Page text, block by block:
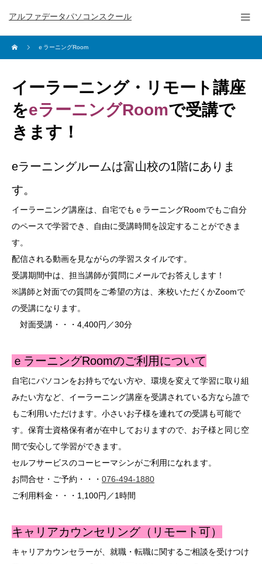
アルファデータパソコンスクール
ｅラーニングRoom
イーラーニング・リモート講座
をeラーニングRoomで受講で
きます！
eラーニングルームは富山校の1階にありま
す。
イーラーニング講座は、自宅でもｅラーニングRoomでもご自分
のペースで学習でき、自由に受講時間を設定することができま
す。
配信される動画を見ながらの学習スタイルです。
受講期間中は、担当講師が質問にメールでお答えします！
※講師と対面での質問をご希望の方は、来校いただくかZoomで
の受講になります。
対面受講・・・4,400円／30分
ｅラーニングRoomのご利用について
自宅にパソコンをお持ちでない方や、環境を変えて学習に取り組
みたい方など、イーラーニング講座を受講されている方なら誰で
もご利用いただけます。小さいお子様を連れての受講も可能で
す。保育士資格保有者が在中しておりますので、お子様と同じ空
間で安心して学習ができます。
セルフサービスのコーヒーマシンがご利用になれます。
お問合せ・ご予約・・・ 076-494-1880
ご利用料金・・・1,100円／1時間
キャリアカウンセリング（リモート可）
キャリアカウンセラーが、就職・転職に関するご相談を受けつけ